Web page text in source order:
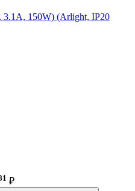
3.1A, 150W) (Arlight, IP20
₽